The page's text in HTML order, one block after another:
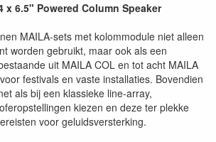
x 6.5" Powered Column Speaker
MAILA-sets met kolommodule niet alleen
worden gebruikt, maar ook als een
uit MAILA COL en tot acht MAILA
festivals en vaste installaties. Bovendien
als bij een klassieke line-array,
kiezen en deze ter plekke
voor geluidsversterking.